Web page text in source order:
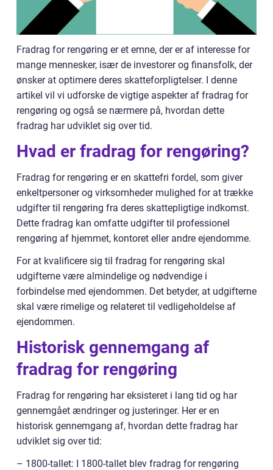
Fradrag for rengøring er et emne, der er af interesse for
mange mennesker, især de investorer og finansfolk, der
ønsker at optimere deres skatteforpligtelser. I denne
artikel vil vi udforske de vigtige aspekter af fradrag for
rengøring og også se nærmere på, hvordan dette
fradrag har udviklet sig over tid.
Hvad er fradrag for rengøring?
Fradrag for rengøring er en skattefri fordel, som giver
enkeltpersoner og virksomheder mulighed for at trække
udgifter til rengøring fra deres skattepligtige indkomst.
Dette fradrag kan omfatte udgifter til professionel
rengøring af hjemmet, kontoret eller andre ejendomme.
For at kvalificere sig til fradrag for rengøring skal
udgifterne være almindelige og nødvendige i
forbindelse med ejendommen. Det betyder, at udgifterne
skal være rimelige og relateret til vedligeholdelse af
ejendommen.
Historisk gennemgang af
fradrag for rengøring
Fradrag for rengøring har eksisteret i lang tid og har
gennemgået ændringer og justeringer. Her er en
historisk gennemgang af, hvordan dette fradrag har
udviklet sig over tid:
– 1800-tallet: I 1800-tallet blev fradrag for rengøring